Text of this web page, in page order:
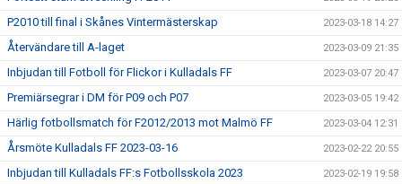
P2010 till final i Skånes Vintermästerskap 2023-03-18 14:27
Återvändare till A-laget 2023-03-09 21:35
Inbjudan till Fotboll för Flickor i Kulladals FF 2023-03-07 20:47
Premiärsegrar i DM för P09 och P07 2023-03-05 19:42
Härlig fotbollsmatch för F2012/2013 mot Malmö FF 2023-03-04 12:31
Årsmöte Kulladals FF 2023-03-16 2023-02-22 20:55
Inbjudan till Kulladals FF:s Fotbollsskola 2023 2023-02-19 19:58